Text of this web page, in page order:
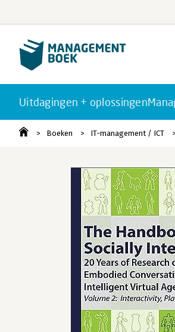
Uitdagingen + oplossingen
Boeken IT-management / ICT